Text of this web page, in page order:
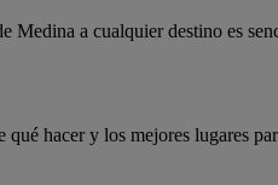
Medina a cualquier destino es
hacer y los mejores lugares